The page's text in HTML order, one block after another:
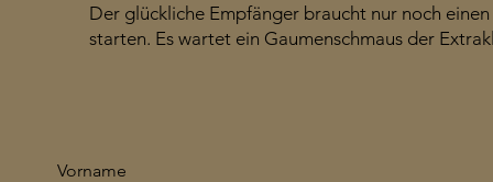
Der glückliche Empfänger braucht nur noch
starten. Es wartet ein Gaumenschmaus der
Vorname